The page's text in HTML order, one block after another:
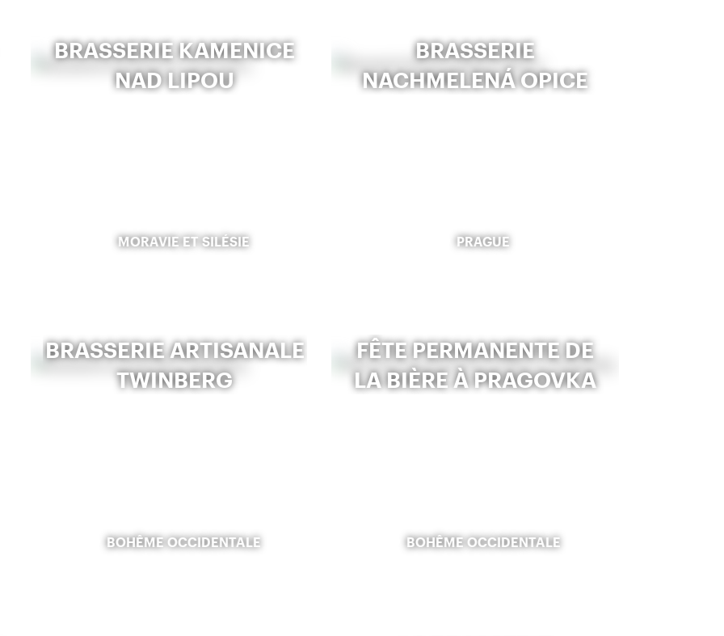
BRASSERIE KAMENICE
NAD LIPOU
BRASSERIE
NACHMELENÁ OPICE
MORAVIE ET SILÉSIE
BRASSERIE ARTISANALE
TWINBERG
PRAGUE
FÊTE PERMANENTE DE
LA BIÈRE À PRAGOVKA
BOHÊME OCCIDENTALE BOHÊME OCCIDENTALE